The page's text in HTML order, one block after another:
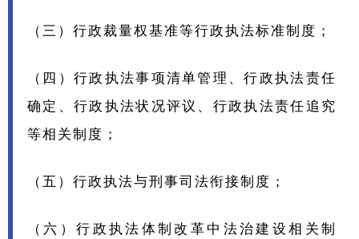
（三）行政裁量权基准等行政执法标准制度；
（四）行政执法事项清单管理、行政执法责任
确定、行政执法状况评议、行政执法责任追究
等相关制度；
（五）行政执法与刑事司法衔接制度；
（六）行政执法体制改革中法治建设相关制